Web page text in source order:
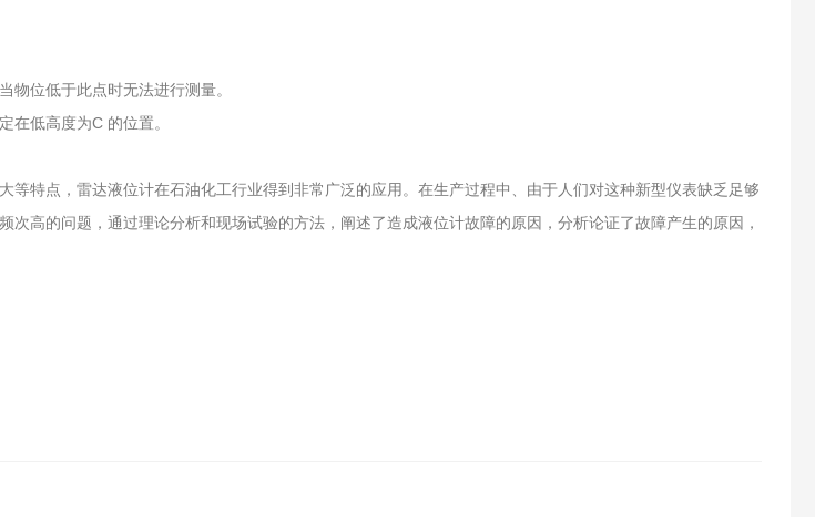
位低于此点时无法进行测量。
低高度为C 的位置。
特点，雷达液位计在石油化工行业得到非常广泛的应用。在生产过程中、由于人们对这种新型仪表缺乏足够
高的问题，通过理论分析和现场试验的方法，阐述了造成液位计故障的原因，分析论证了故障产生的原因，